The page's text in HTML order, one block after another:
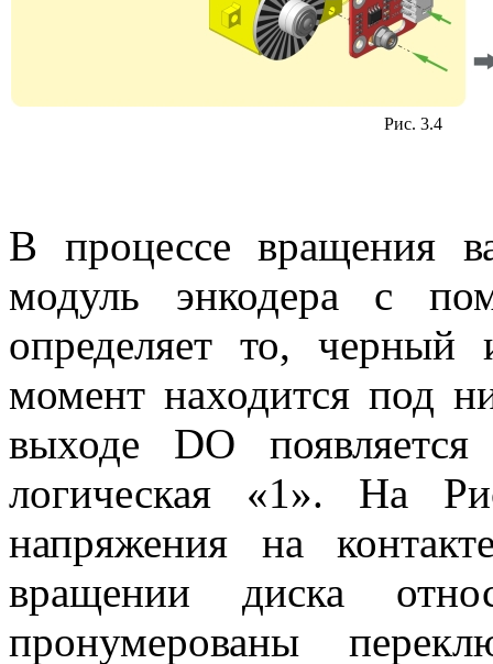
Рис. 3.4
В процессе вращения
модуль энкодера с
определяет то,
момент находится под
выходе DO
логическая «1». На
напряжения на
вращении диска
пронумерованы